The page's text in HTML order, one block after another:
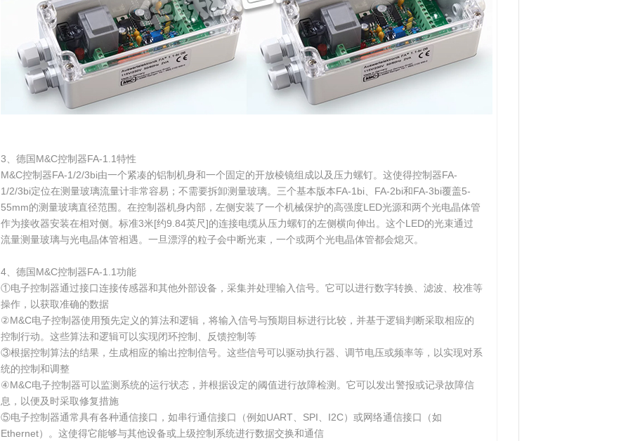
3、德国M&C控制器FA-1.1特性
M&C控制器FA-1/2/3bi由一个紧凑的铝制机身和一个固定的开放棱镜组成以及压力螺钉。这使得控制器FA-
1/2/3bi定位在测量玻璃流量计非常容易；不需要拆卸测量玻璃。三个基本版本FA-1bi、FA-2bi和FA-3bi覆盖5-
55mm的测量玻璃直径范围。在控制器机身内部，左侧安装了一个机械保护的高强度LED光源和两个光电晶体管
作为接收器安装在相对侧。标准3米[约9.84英尺]的连接电缆从压力螺钉的左侧横向伸出。这个LED的光束通过
流量测量玻璃与光电晶体管相遇。一旦漂浮的粒子会中断光束，一个或两个光电晶体管都会熄灭。
4、德国M&C控制器FA-1.1功能
①电子控制器通过接口连接传感器和其他外部设备，采集并处理输入信号。它可以进行数字转换、滤波、校准等
操作，以获取准确的数据
②M&C电子控制器使用预先定义的算法和逻辑，将输入信号与预期目标进行比较，并基于逻辑判断采取相应的
控制行动。这些算法和逻辑可以实现闭环控制、反馈控制等
③根据控制算法的结果，生成相应的输出控制信号。这些信号可以驱动执行器、调节电压或频率等，以实现对系
统的控制和调整
④M&C电子控制器可以监测系统的运行状态，并根据设定的阈值进行故障检测。它可以发出警报或记录故障信
息，以便及时采取修复措施
⑤电子控制器通常具有各种通信接口，如串行通信接口（例如UART、SPI、I2C）或网络通信接口（如
Ethernet）。这使得它能够与其他设备或上级控制系统进行数据交换和通信